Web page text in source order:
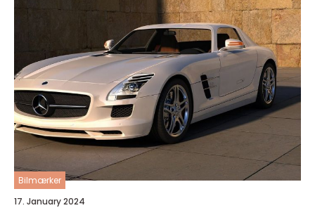
Bilmærker
17. January 2024